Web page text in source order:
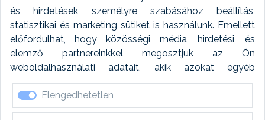
és hirdetések személyre szabásához beállítás,
statisztikai és marketing sütiket is használunk. Emellett
előfordulhat, hogy közösségi média, hirdetési, és
elemző partnereinkkel megosztjuk az Ön
weboldalhasználati adatait, akik azokat egyéb
forrásokból gyűjtött adatokkal kombinálhatják. A sütik
elfogadásával kapcsolatosan naplózást végzünk és
ezen adatokat 6 hónap után automatikusan töröljük. A
Elengedhetetlen
Autómosó modul
Feladatütemezés